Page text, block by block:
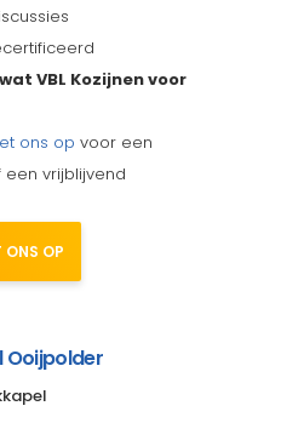
VBL Kozijnen voor
ons op voor een
vrijblijvend
ONS OP
Ooijpolder